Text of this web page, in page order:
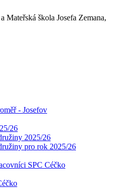
Mateřská škola Josefa Zemana,
- Josefov
26
2025/26
pro rok 2025/26
SPC Céčko